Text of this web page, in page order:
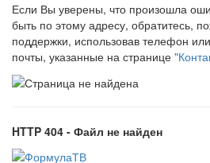
Если Вы уверены, что произошла
быть по этому адресу, обратитесь,
поддержки, использовав телефон
почты, указанные на странице
HTTP 404 - Файл не найден